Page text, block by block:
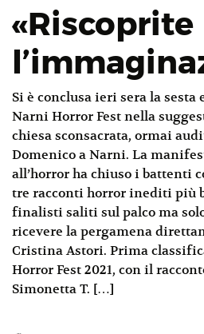
«Riscoprite
Si è conclusa ieri sera la
Narni Horror Fest nella
chiesa sconsacrata, ormai
Domenico a Narni. La
all’horror ha chiuso i battenti
tre racconti horror inediti più
finalisti saliti sul palco ma
ricevere la pergamena
Cristina Astori. Prima
Horror Fest 2021, con il
Simonetta T. […]